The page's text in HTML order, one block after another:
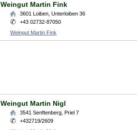
Weingut Martin Fink
3601 Loiben Unterloiben 36
+43 02732-87050
Weingut Martin Fink
Weingut Martin Nigl
3541 Senftenberg Priel 7
+432719/2609